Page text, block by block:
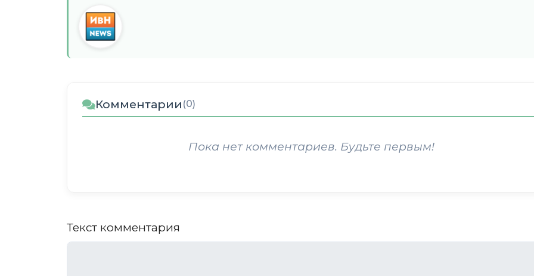
Комментарии (0)
Пока нет комментариев. Будьте первым!
Текст комментария